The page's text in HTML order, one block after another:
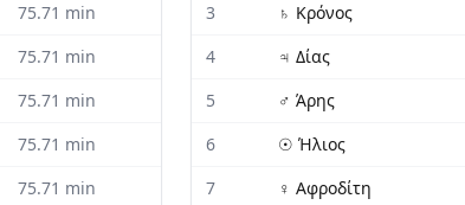
75.71 min
75.71 min
75.71 min
75.71 min
75.71 min
3
♄ Κρόνος
4
♃ Δίας
5
♂ Άρης
6
☉ Ήλιος
7
♀ Αφροδίτη